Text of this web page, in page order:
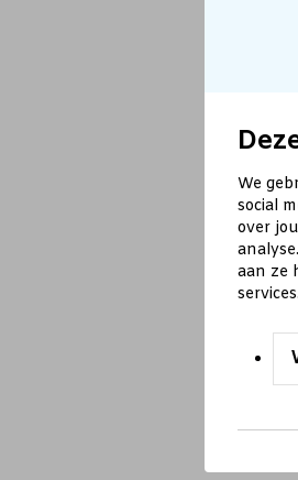
We
social
over
aan ze
services.